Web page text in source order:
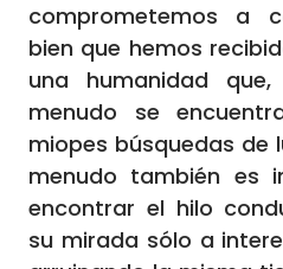
comprometemos a
bien que hemos
una humanidad
menudo se
miopes búsquedas de
menudo también es
encontrar el hilo
su mirada sólo a